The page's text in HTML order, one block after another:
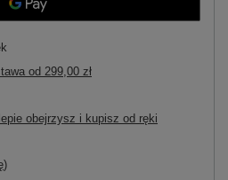
od 299,00 zł
obejrzysz i kupisz od ręki
)